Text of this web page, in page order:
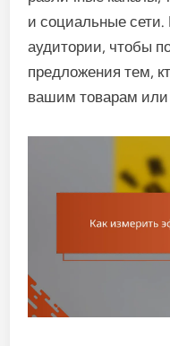
и социальные
аудитории, чтобы
предложения тем,
вашим товарам или